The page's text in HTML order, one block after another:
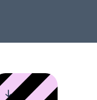
↓